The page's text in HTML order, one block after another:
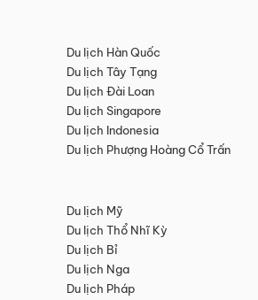
Du lịch Hàn Quốc
Du lịch Tây Tạng
Du lịch Đài Loan
Du lịch Singapore
Du lịch Indonesia
Du lịch Phượng Hoàng Cổ Trấn
Du lịch Mỹ
Du lịch Thổ Nhĩ Kỳ
Du lịch Bỉ
Du lịch Nga
Du lịch Pháp